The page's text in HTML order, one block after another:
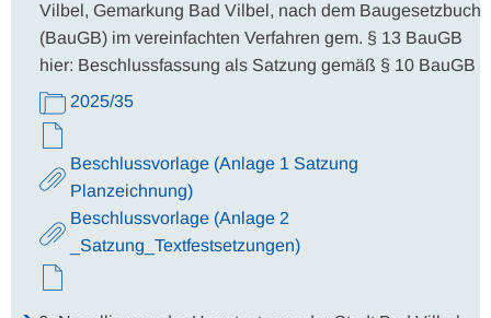
Vilbel, Gemarkung Bad Vilbel, nach dem Baugesetzbuch
(BauGB) im vereinfachten Verfahren gem. § 13 BauGB
hier: Beschlussfassung als Satzung gemäß § 10 BauGB
2025/35
Beschlussvorlage (Anlage 1 Satzung
Planzeichnung)
Beschlussvorlage (Anlage 2
_Satzung_Textfestsetzungen)